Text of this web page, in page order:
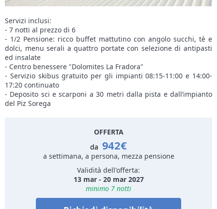
Servizi inclusi:
- 7 notti al prezzo di 6
- 1/2 Pensione: ricco buffet mattutino con angolo succhi, tè e
dolci, menu serali a quattro portate con selezione di antipasti
ed insalate
- Centro benessere "Dolomites La Fradora"
- Servizio skibus gratuito per gli impianti 08:15-11:00 e 14:00-
17:20 continuato
- Deposito sci e scarponi a 30 metri dalla pista e dall’impianto
del Piz Sorega
OFFERTA
da 942€
a settimana, a persona, mezza pensione
Validità dell'offerta:
13 mar - 20 mar 2027
minimo 7 notti